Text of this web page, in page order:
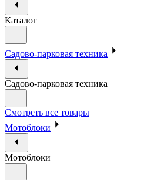
Каталог
Садово-парковая техника
Садово-парковая техника
Смотреть все товары
Мотоблоки
Мотоблоки